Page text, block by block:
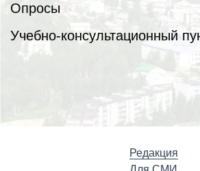
Опросы
Учебно-консультационный
Редакция